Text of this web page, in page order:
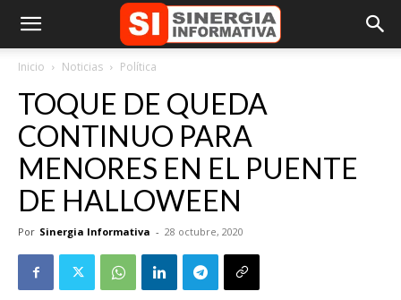
Inicio Noticias Política
TOQUE DE QUEDA
CONTINUO PARA
MENORES EN EL PUENTE
DE HALLOWEEN
Por Sinergia Informativa - 28 octubre, 2020